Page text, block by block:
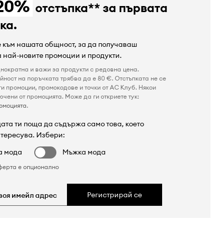
отстъпка** за първата
нашата общност, за да получаваш
новите промоции и продукти.
и важи за продукти с редовна цена.
на поръчката трябва да е 80 €. Отстъпката не се
промоции, промокодове и точки от AC Клуб. Някои
от промоцията. Може да ги откриете тук:
.
ти поща да съдържа само това, което
Избери:
мода
Мъжка мода
е опционално
Регистрирай се